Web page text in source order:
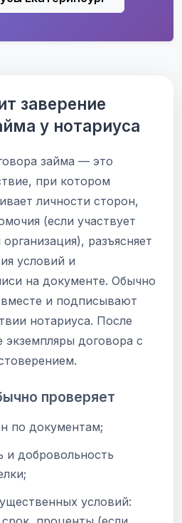
заверение
у нотариуса
займа — это
при котором
личности сторон,
(если участвует
разъясняет
условий и
на документе. Обычно
и подписывают
нотариуса. После
экземпляры договора с
проверяет
по документам;
и добровольность
условий: